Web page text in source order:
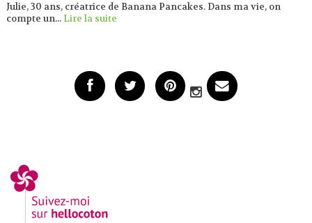
Julie, 30 ans, créatrice de Banana Pancakes. Dans ma vie, on
compte un...Lire la suite